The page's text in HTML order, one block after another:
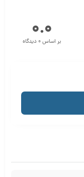
0.0
بر اساس 0 دیدگاه